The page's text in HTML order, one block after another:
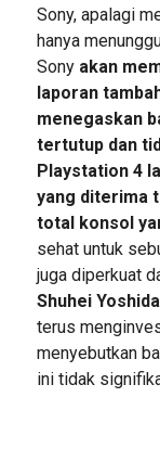
Sony, apalagi
hanya
Sonyakan
laporan
menegaskan
tertutup dan
Playstation 4
yang diterima
total konsol
sehat untuk
juga diperkuat
Shuhei Yoshida
terus
menyebutkan
ini tidak